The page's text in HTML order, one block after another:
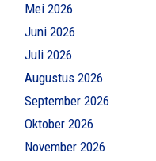
Mei 2026
Juni 2026
Juli 2026
Augustus 2026
September 2026
Oktober 2026
November 2026